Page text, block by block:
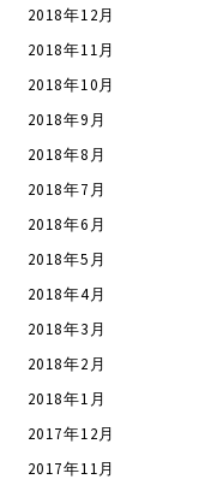
2018年12月
2018年11月
2018年10月
2018年9月
2018年8月
2018年7月
2018年6月
2018年5月
2018年4月
2018年3月
2018年2月
2018年1月
2017年12月
2017年11月